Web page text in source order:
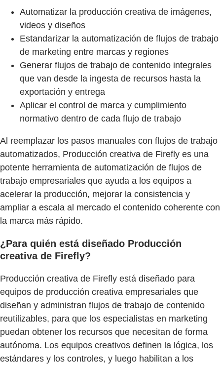
Automatizar la producción creativa de imágenes,
videos y diseños
Estandarizar la automatización de flujos de trabajo
de marketing entre marcas y regiones
Generar flujos de trabajo de contenido integrales
que van desde la ingesta de recursos hasta la
exportación y entrega
Aplicar el control de marca y cumplimiento
normativo dentro de cada flujo de trabajo
Al reemplazar los pasos manuales con flujos de trabajo
automatizados, Producción creativa de Firefly es una
potente herramienta de automatización de flujos de
trabajo empresariales que ayuda a los equipos a
acelerar la producción, mejorar la consistencia y
ampliar a escala al mercado el contenido coherente con
la marca más rápido.
¿Para quién está diseñado Producción
creativa de Firefly?
Producción creativa de Firefly está diseñado para
equipos de producción creativa empresariales que
diseñan y administran flujos de trabajo de contenido
reutilizables, para que los especialistas en marketing
puedan obtener los recursos que necesitan de forma
autónoma. Los equipos creativos definen la lógica, los
estándares y los controles, y luego habilitan a los